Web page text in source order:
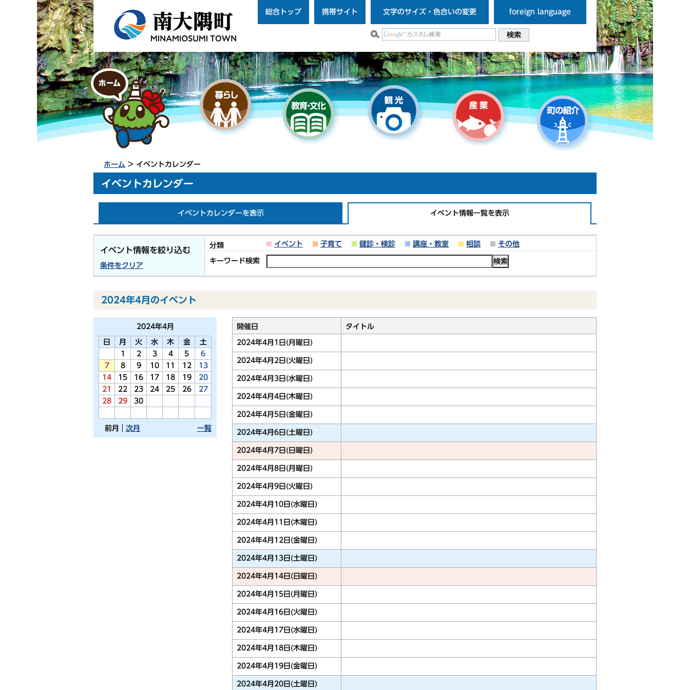
総合トップ 携帯サイト 文字のサイズ・色合いの変更 foreign language
ホーム > イベントカレンダー
イベントカレンダー
イベントカレンダーを表示 イベント情報一覧を表示
イベント情報を絞り込む
条件をクリア
分類 イベント 子育て 健診・検診 講座・教室 相談 その他
キーワード検索
2024年4月のイベント
2024年4月
日 月 火 水 木 金
土
1
2 3 4 5
6
7
8 9 10 11 12
13
14
15 16 17 18 19
20
21
22 23 24 25 26
27
28
29 30
前月 一覧
次月
開催日 タイトル
2024年4月1日(月曜日)
2024年4月2日(火曜日)
2024年4月3日(水曜日)
2024年4月4日(木曜日)
2024年4月5日(金曜日)
2024年4月6日(土曜日)
2024年4月7日(日曜日)
2024年4月8日(月曜日)
2024年4月9日(火曜日)
2024年4月10日(水曜日)
2024年4月11日(木曜日)
2024年4月12日(金曜日)
2024年4月13日(土曜日)
2024年4月14日(日曜日)
2024年4月15日(月曜日)
2024年4月16日(火曜日)
2024年4月17日(水曜日)
2024年4月18日(木曜日)
2024年4月19日(金曜日)
2024年4月20日(土曜日)